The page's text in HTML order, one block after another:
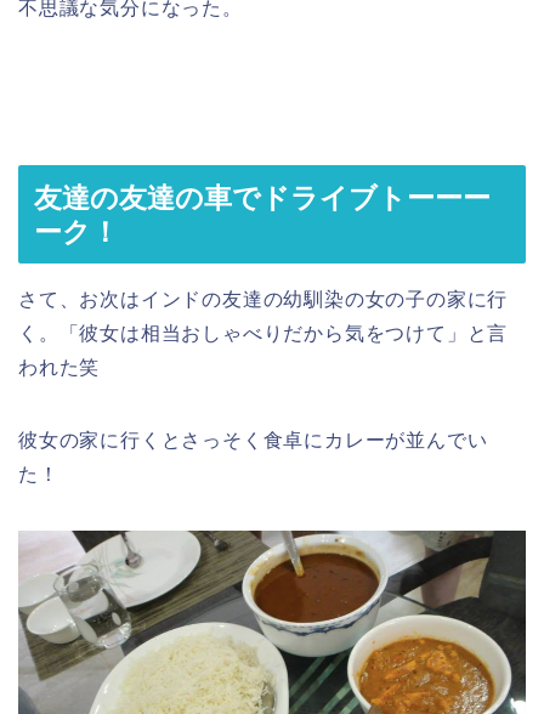
不思議な気分になった。
友達の友達の車でドライブトーーー
ーク！
さて、お次はインドの友達の幼馴染の女の子の家に行
く。「彼女は相当おしゃべりだから気をつけて」と言
われた笑
彼女の家に行くとさっそく食卓にカレーが並んでい
た！